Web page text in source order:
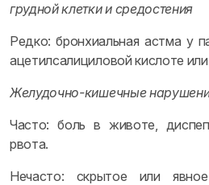
грудной клетки и средостения
Редко: бронхиальная астма у
ацетилсалициловой кислоте
Желудочно-кишечные
Часто: боль в животе,
рвота.
Нечасто: скрытое или